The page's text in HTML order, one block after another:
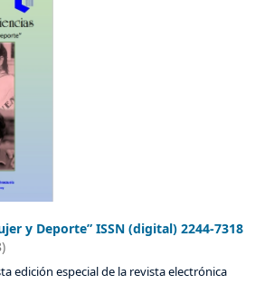
y Deporte” ISSN (digital) 2244-7318
edición especial de la revista electrónica